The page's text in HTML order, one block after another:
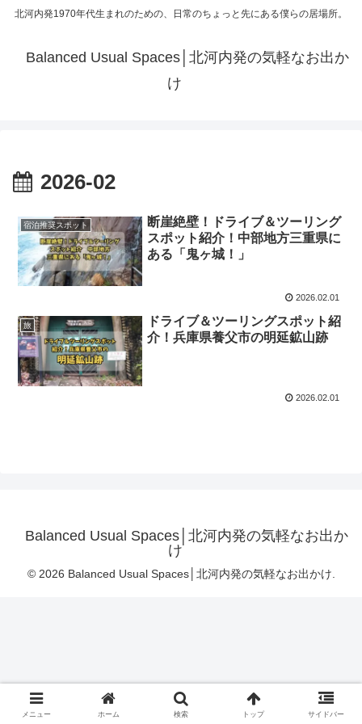
北河内発1970年代生まれのための、日常のちょっと先にある僕らの居場所。
Balanced Usual Spaces│北河内発の気軽なお出か
け
2026-02
宿泊推奨スポット
断崖絶壁！ドライブ＆ツーリング
スポット紹介！中部地方三重県に
ある「鬼ヶ城！」
2026.02.01
旅
ドライブ＆ツーリングスポット紹
介！兵庫県養父市の明延鉱山跡
2026.02.01
Balanced Usual Spaces│北河内発の気軽なお出か
け
© 2026 Balanced Usual Spaces│北河内発の気軽なお出かけ.
メニュー ホーム 検索 トップ サイドバー